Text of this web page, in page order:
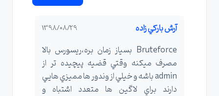
آرش باركي زاده 1398/08/29
Bruteforce بسياز زمان بره،ريسورس بالا
مصرف ميكنه وقتي قضيه پيچيده تر از
admin باشه و خيلي از وندور ها مميزي هايي
دارند براي لاگين ها متعدد اشتباه و